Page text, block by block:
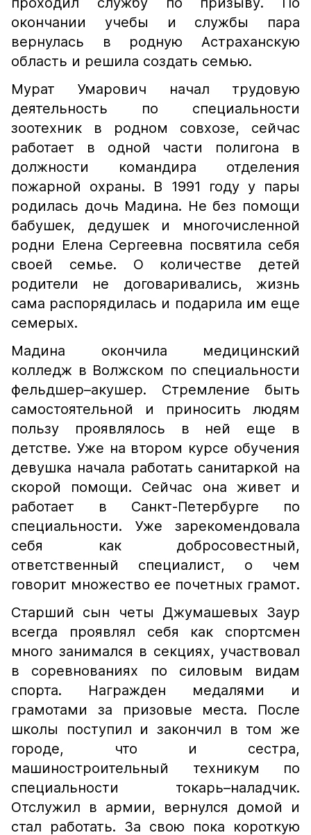
окончании учебы и службы пара
вернулась в родную Астраханскую
область и решила создать семью.
Мурат Умарович начал трудовую
деятельность по специальности
зоотехник в родном совхозе, сейчас
работает в одной части полигона в
должности командира отделения
пожарной охраны. В 1991 году у пары
родилась дочь Мадина. Не без помощи
бабушек, дедушек и многочисленной
родни Елена Сергеевна посвятила себя
своей семье. О количестве детей
родители не договаривались, жизнь
сама распорядилась и подарила им еще
семерых.
Мадина окончила медицинский
колледж в Волжском по специальности
фельдшер–акушер. Стремление быть
самостоятельной и приносить людям
пользу проявлялось в ней еще в
детстве. Уже на втором курсе обучения
девушка начала работать санитаркой на
скорой помощи. Сейчас она живет и
работает в Санкт-Петербурге по
специальности. Уже зарекомендовала
себя как добросовестный,
ответственный специалист, о чем
говорит множество ее почетных грамот.
Старший сын четы Джумашевых Заур
всегда проявлял себя как спортсмен
много занимался в секциях, участвовал
в соревнованиях по силовым видам
спорта. Награжден медалями и
грамотами за призовые места. После
школы поступил и закончил в том же
городе, что и сестра,
машиностроительный техникум по
специальности токарь–наладчик.
Отслужил в армии, вернулся домой и
стал работать. За свою пока короткую